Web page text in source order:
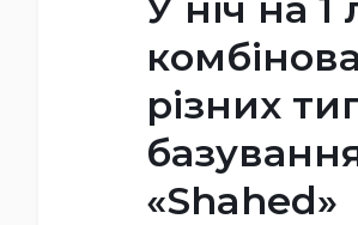
різних
«Shahed»